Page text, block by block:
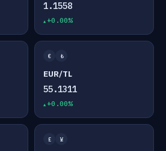
1.1558
+0.00%
€ ₺
EUR/TL
55.1311
+0.00%
£ ¥